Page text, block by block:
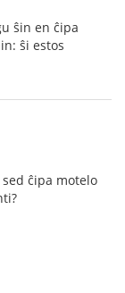
ŝin en ĉipa
ŝi estos
ĉipa motelo